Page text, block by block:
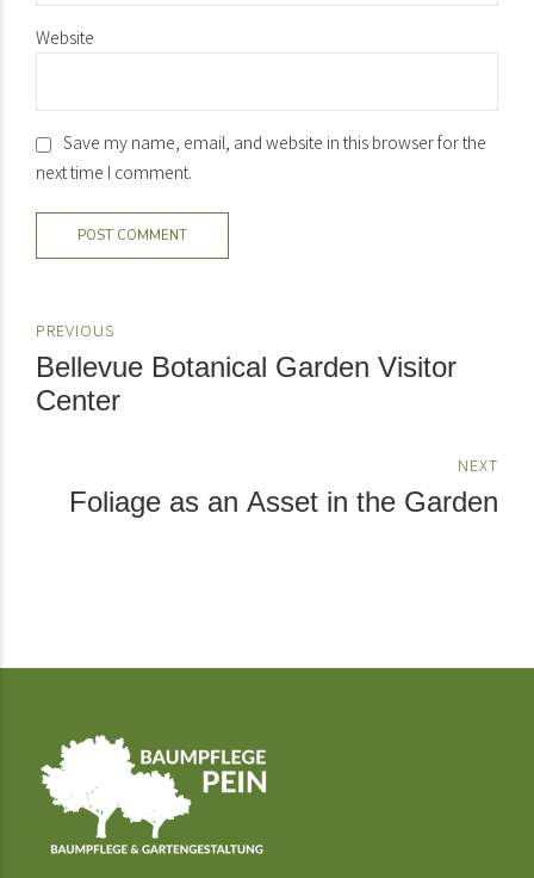
Website
Save my name, email, and website in this browser for the
next time I comment.
POST COMMENT
PREVIOUS
Bellevue Botanical Garden Visitor
Center
NEXT
Foliage as an Asset in the Garden